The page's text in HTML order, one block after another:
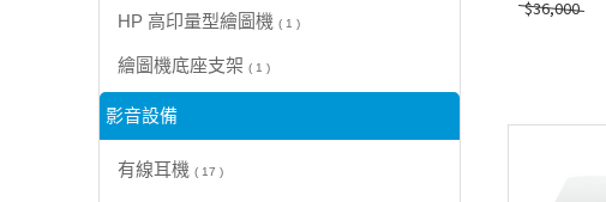
HP 高印量型繪圖機 ( 1 )
繪圖機底座支架 ( 1 )
影音設備
有線耳機 ( 17 )
$36,000